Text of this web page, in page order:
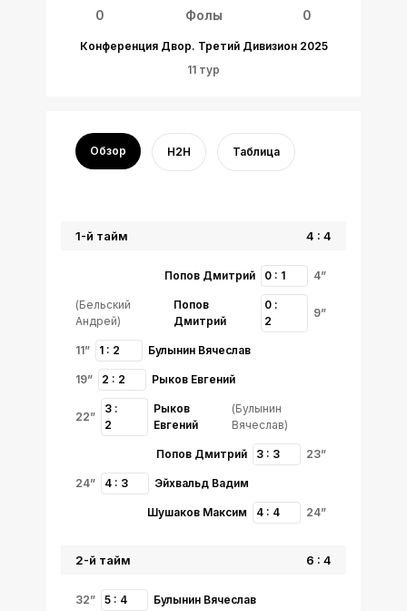
Конференция Двор. Третий Дивизион 2025
11 тур
Фолы
0 0
Обзор H2H Таблица
4”
0 : 1
Попов Дмитрий
9”
0 :
2
Попов
Дмитрий
(Бельский
Андрей)
11” 1 : 2 Булынин Вячеслав
19” 2 : 2 Рыков Евгений
22”
3 :
2
Рыков
Евгений
(Булынин
Вячеслав)
23”
3 : 3
Попов Дмитрий
24” 4 : 3 Эйхвальд Вадим
24”
4 : 4
Шушаков Максим
1-й тайм 4 : 4
32” 5 : 4 Булынин Вячеслав
2-й тайм 6 : 4